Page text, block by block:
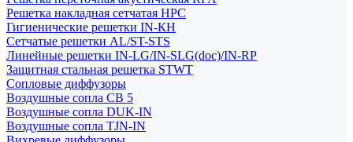
Решетка накладная сетчатая НРС
Гигиенические решетки IN-КН
Сетчатые решетки AL/ST-STS
Линейные решетки IN-LG/IN-SLG(doc)/IN-RP
Защитная стальная решетка STWT
Сопловые диффузоры
Воздушные сопла СВ 5
Воздушные сопла DUK-IN
Воздушные сопла TJN-IN